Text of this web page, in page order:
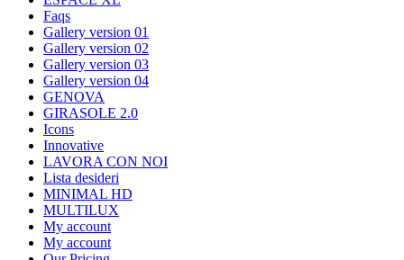
Faqs
Gallery version 01
Gallery version 02
Gallery version 03
Gallery version 04
GENOVA
GIRASOLE 2.0
Icons
Innovative
LAVORA CON NOI
Lista desideri
MINIMAL HD
MULTILUX
My account
My account